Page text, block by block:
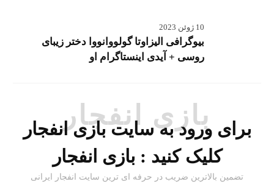
10 ژوئن 2023
بیوگرافی الیزاوتا گولووانووا دختر زیبای
روسی + آیدی اینستاگرام او
بازی انفجار
برای ورود به سایت بازی انفجار
کلیک کنید : بازی انفجار
تضمین بالاترین ضریب در حرفه ای ترین سایت انفجار ایرانی